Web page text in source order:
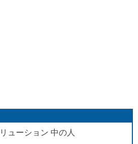
ューション 中の人